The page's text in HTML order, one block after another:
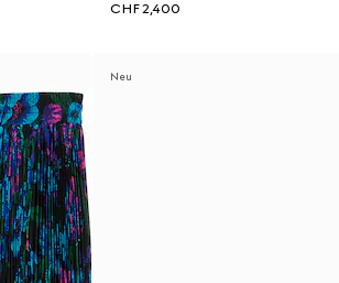
CHF 2,400
Neu